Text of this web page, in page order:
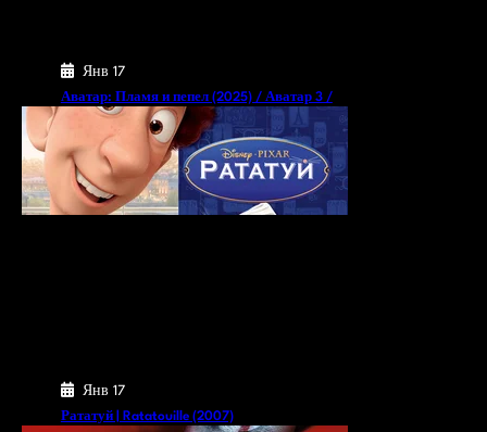
Янв 17
Аватар: Пламя и пепел (2025) / Аватар 3 /
Янв 17
Рататуй | Ratatouille (2007)